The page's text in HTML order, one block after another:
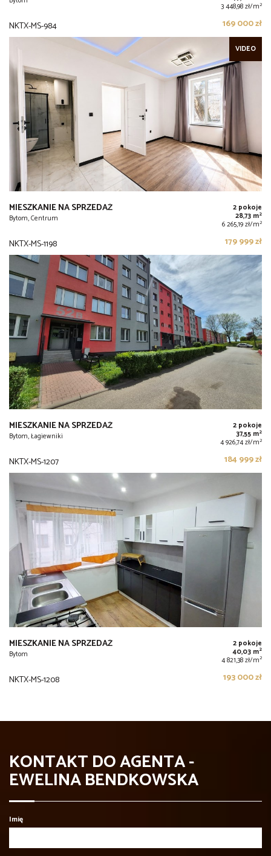
3 448,98 zł/m2
NKTX-MS-984 169 000 zł
VIDEO
MIESZKANIE NA SPRZEDAŻ
Bytom, Centrum
2 pokoje
28,73 m2
6 265,19 zł/m2
NKTX-MS-1198 179 999 zł
MIESZKANIE NA SPRZEDAŻ
Bytom, Łagiewniki
2 pokoje
37,55 m2
4 926,74 zł/m2
NKTX-MS-1207 184 999 zł
MIESZKANIE NA SPRZEDAŻ
Bytom
2 pokoje
40,03 m2
4 821,38 zł/m2
NKTX-MS-1208 193 000 zł
KONTAKT DO AGENTA -
EWELINA BENDKOWSKA
Imię